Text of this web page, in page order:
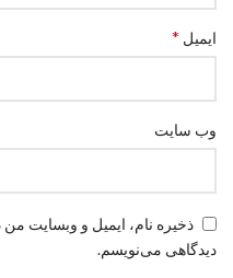
ایمیل *
وب‌ سایت
ذخیره نام، ایمیل و وبسایت
دیدگاهی می‌نویسم.